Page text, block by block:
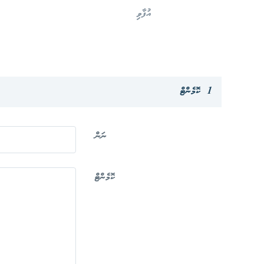
އުފާވި
1 ކޮމެންޓް
ނަން
ކޮމެންޓް